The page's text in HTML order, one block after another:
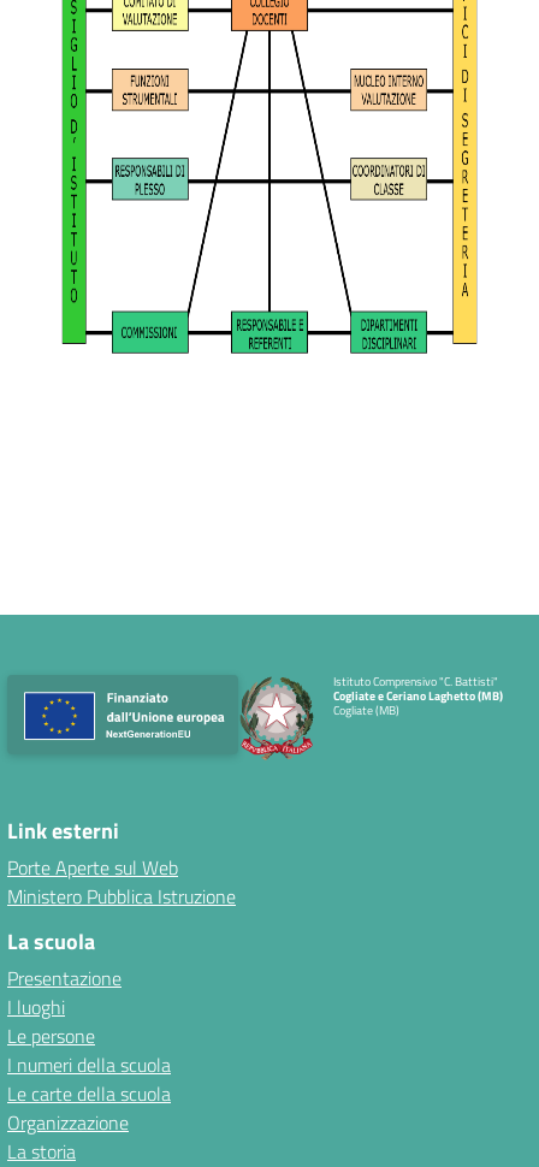
Istituto Comprensivo "C. Battisti"
Cogliate e Ceriano Laghetto (MB)
Cogliate (MB)
Link esterni
Porte Aperte sul Web
Ministero Pubblica Istruzione
La scuola
Presentazione
I luoghi
Le persone
I numeri della scuola
Le carte della scuola
Organizzazione
La storia